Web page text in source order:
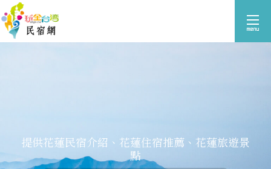
提供花蓮民宿介紹、花蓮住宿推薦、花蓮旅遊景
點